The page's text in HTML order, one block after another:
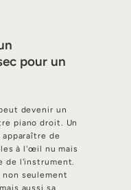
pour un
devenir un
piano droit. Un
de
à l'œil nu mais
de l'instrument.
seulement
aussi sa